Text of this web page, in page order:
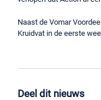
Naast de Vomar
Kruidvat in de eerste
Deel dit nieuws